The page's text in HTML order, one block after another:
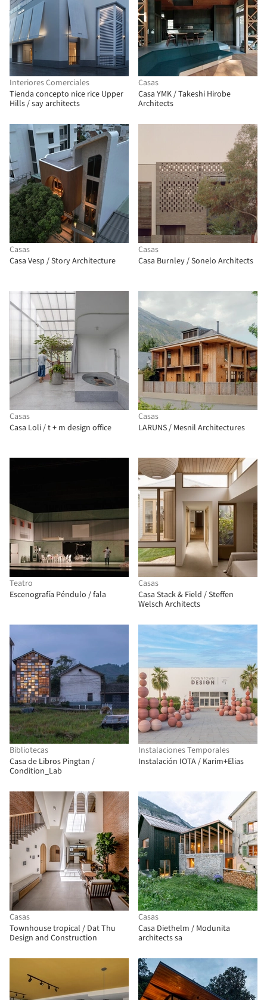
Interiores Comerciales
Tienda concepto nice rice Upper
Hills / say architects
Casas
Casa YMK / Takeshi Hirobe
Architects
Casas
Casa Vesp / Story Architecture
Casas
Casa Burnley / Sonelo Architects
Casas
Casa Loli / t + m design office
Casas
LARUNS / Mesnil Architectures
Teatro
Escenografía Péndulo / fala
Casas
Casa Stack & Field / Steffen
Welsch Architects
Bibliotecas
Casa de Libros Pingtan /
Condition_Lab
Instalaciones Temporales
Instalación IOTA / Karim+Elias
Casas
Townhouse tropical / Dat Thu
Design and Construction
Casas
Casa Diethelm / Modunita
architects sa